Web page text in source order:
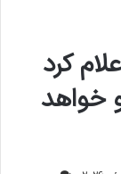
کرد
خواهد